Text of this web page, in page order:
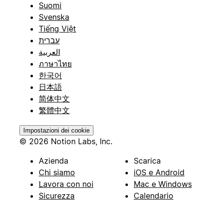
Suomi
Svenska
Tiếng Việt
עברית
العربية
ภาษาไทย
한국어
日本語
简体中文
繁體中文
Impostazioni dei cookie
© 2026 Notion Labs, Inc.
Azienda
Chi siamo
Lavora con noi
Sicurezza
Scarica
iOS e Android
Mac e Windows
Calendario